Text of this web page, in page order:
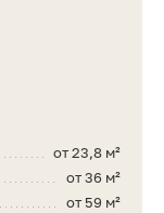
от 23,8 м²
от 36 м²
от 59 м²